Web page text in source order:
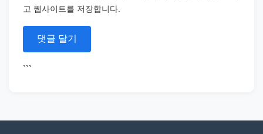
고 웹사이트를 저장합니다.
```